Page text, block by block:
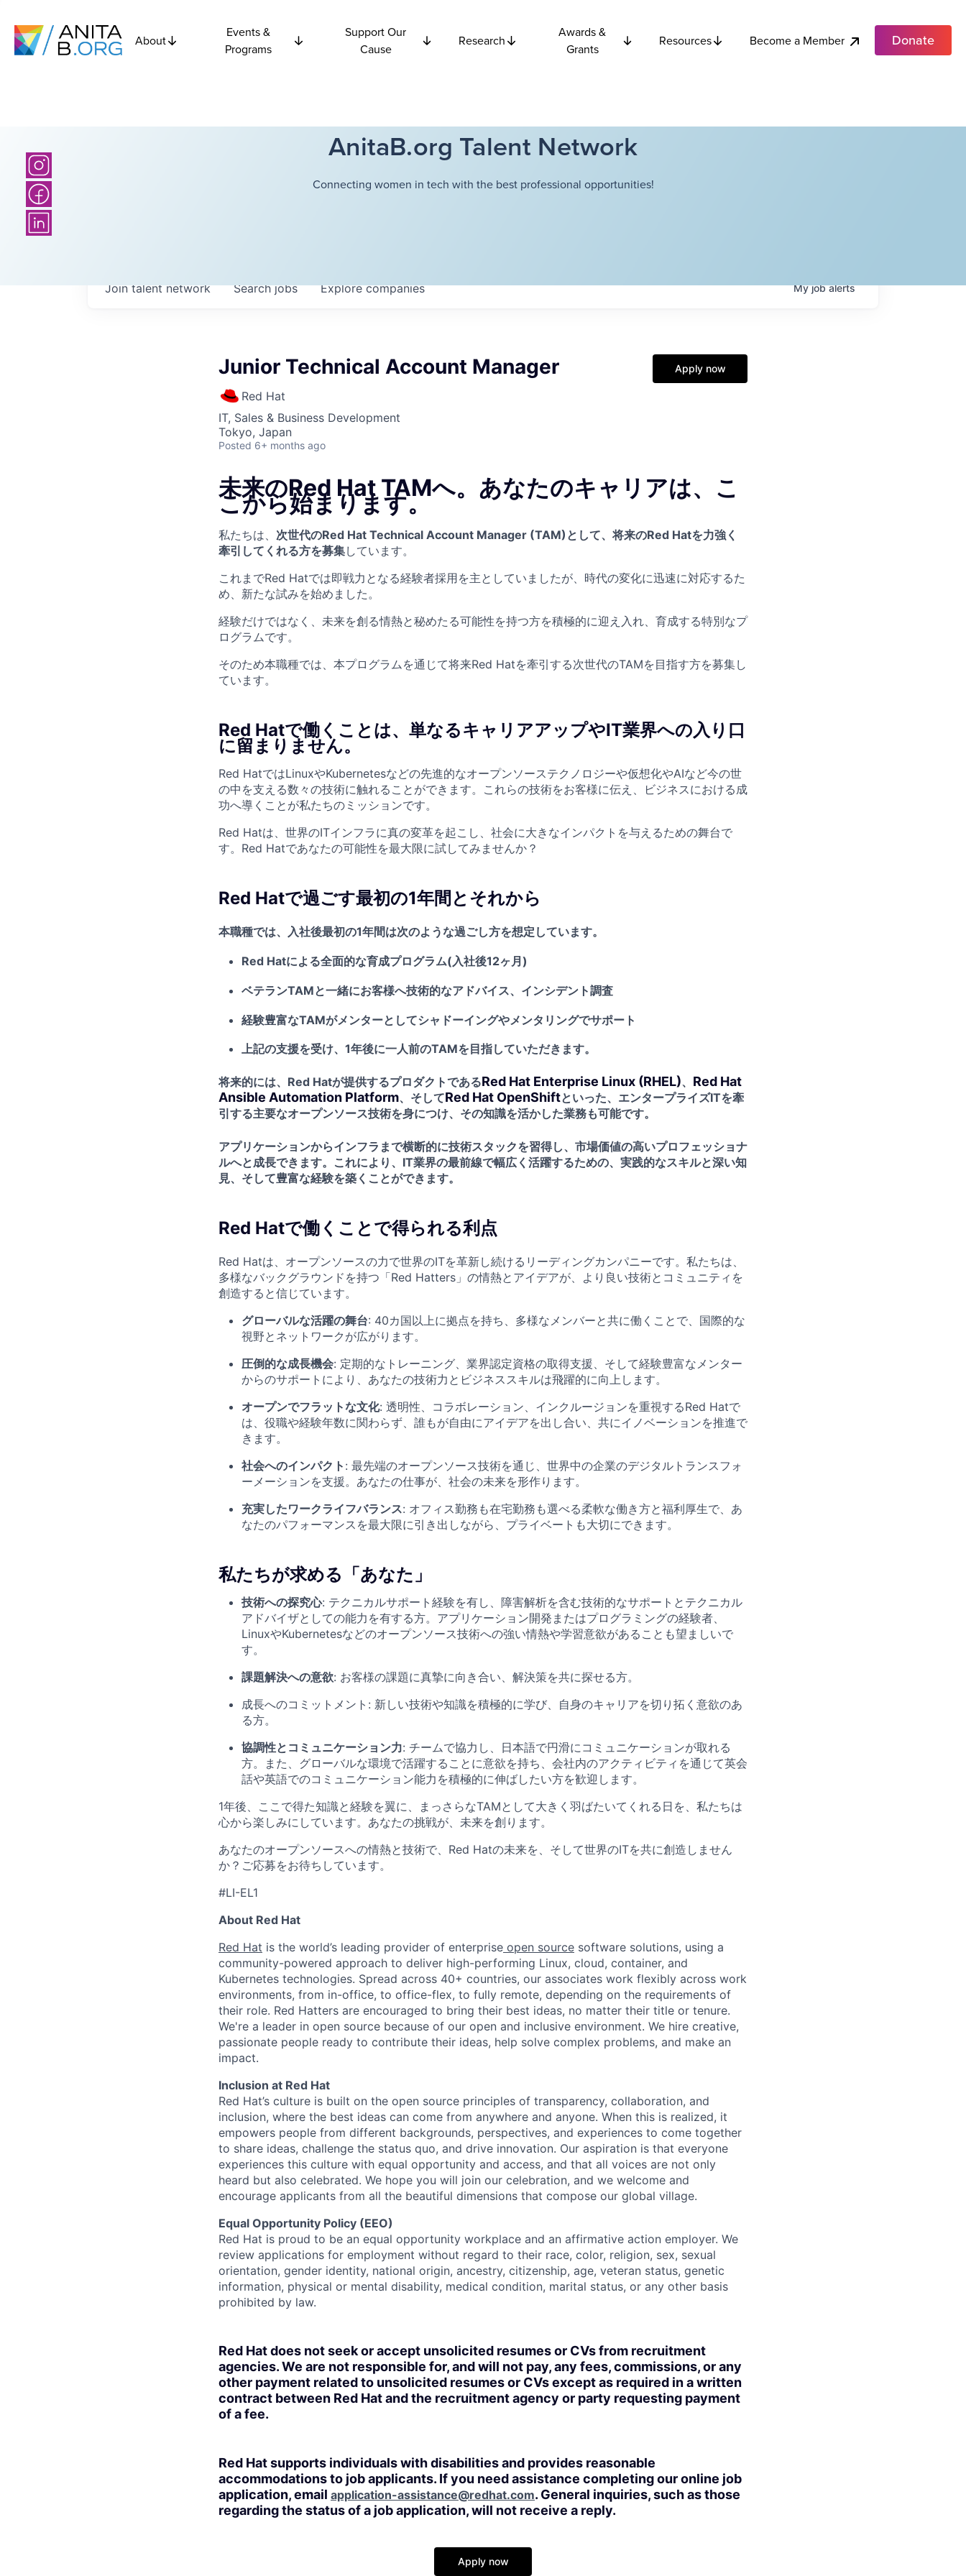
About
Events &
Programs
Support Our
Cause
Research
Awards &
Grants
Resources Become a Member Donate
AnitaB.org Talent Network
Connecting women in tech with the best professional opportunities!
Searchjobs Explorecompanies
Join talent network Myjobalerts
Junior Technical Account Manager
Red Hat
IT, Sales & Business Development
Tokyo, Japan
Posted 6+ months ago
Apply now
未来のRed Hat TAMへ。あなたのキャリアは、こ
こから始まります。
私たちは、 次世代のRed Hat Technical Account Manager (TAM)として、将来のRed Hatを力強く
牽引してくれる方を募集しています。
これまでRed Hatでは即戦力となる経験者採用を主としていましたが、時代の変化に迅速に対応するた
め、新たな試みを始めました。
経験だけではなく、未来を創る情熱と秘めたる可能性を持つ方を積極的に迎え入れ、育成する特別なプ
ログラムです。
そのため本職種では、本プログラムを通じて将来Red Hatを牽引する次世代のTAMを目指す方を募集し
ています。
Red Hatで働くことは、単なるキャリアアップやIT業界への入り口
に留まりません。
Red HatではLinuxやKubernetesなどの先進的なオープンソーステクノロジーや仮想化やAIなど今の世
の中を支える数々の技術に触れることができます。これらの技術をお客様に伝え、ビジネスにおける成
功へ導くことが私たちのミッションです。
Red Hatは、 世界のITインフラに真の変革を起こし、社会に大きなインパクトを与えるための舞台で
す。Red Hatであなたの可能性を最大限に試してみませんか？
Red Hatで過ごす最初の1年間とそれから
本職種では、入社後最初の1年間は次のような過ごし方を想定しています。
Red Hatによる全面的な育成プログラム(入社後12ヶ月)
ベテランTAMと一緒にお客様へ技術的なアドバイス、インシデント調査
経験豊富なTAMがメンターとしてシャドーイングやメンタリングでサポート
上記の支援を受け、1年後に一人前のTAMを目指していただきます。
将来的には、Red Hatが提供するプロダクトであるRed Hat Enterprise Linux (RHEL)、 Red Hat
Ansible Automation Platform、そしてRed Hat OpenShiftといった、エンタープライズITを牽
引する主要なオープンソース技術を身につけ、その知識を活かした業務も可能です。
アプリケーションからインフラまで横断的に技術スタックを習得し、市場価値の高いプロフェッショナ
ルへと成長できます。これにより、IT業界の最前線で幅広く活躍するための、実践的なスキルと深い知
見、そして豊富な経験を築くことができます。
Red Hatで働くことで得られる利点
Red Hatは、オープンソースの力で世界のITを革新し続けるリーディングカンパニーです。私たちは、
多様なバックグラウンドを持つ「Red Hatters」の情熱とアイデアが、より良い技術とコミュニティを
創造すると信じています。
グローバルな活躍の舞台: 40カ国以上に拠点を持ち、多様なメンバーと共に働くことで、国際的な
視野とネットワークが広がります。
圧倒的な成長機会: 定期的なトレーニング、業界認定資格の取得支援、そして経験豊富なメンター
からのサポートにより、あなたの技術力とビジネススキルは飛躍的に向上します。
オープンでフラットな文化: 透明性、コラボレーション、インクルージョンを重視するRed Hatで
は、役職や経験年数に関わらず、誰もが自由にアイデアを出し合い、共にイノベーションを推進で
きます。
社会へのインパクト : 最先端のオープンソース技術を通じ、世界中の企業のデジタルトランスフォ
ーメーションを支援。あなたの仕事が、社会の未来を形作ります。
充実したワークライフバランス: オフィス勤務も在宅勤務も選べる柔軟な働き方と福利厚生で、あ
なたのパフォーマンスを最大限に引き出しながら、プライベートも大切にできます。
私たちが求める「あなた」
技術への探究心: テクニカルサポート経験を有し、障害解析を含む技術的なサポートとテクニカル
アドバイザとしての能力を有する方。アプリケーション開発またはプログラミングの経験者、
LinuxやKubernetesなどのオープンソース技術への強い情熱や学習意欲があることも望ましいで
す。
課題解決への意欲: お客様の課題に真摯に向き合い、解決策を共に探せる方。
成長へのコミットメント : 新しい技術や知識を積極的に学び、自身のキャリアを切り拓く意欲のあ
る方。
協調性とコミュニケーション力: チームで協力し、日本語で円滑にコミュニケーションが取れる
方。また、 グローバルな環境で活躍することに意欲を持ち、会社内のアクティビティを通じて英会
話や英語でのコミュニケーション能力を積極的に伸ばしたい方を歓迎します。
1年後、ここで得た知識と経験を翼に、まっさらなTAMとして大きく羽ばたいてくれる日を、私たちは
心から楽しみにしています。あなたの挑戦が、未来を創ります。
あなたのオープンソースへの情熱と技術で、Red Hatの未来を、そして世界のITを共に創造しません
か？ご応募をお待ちしています。
#LI-EL1
About Red Hat
Red Hat is the world’s leading provider of enterprise open source software solutions, using a
community-powered approach to deliver high-performing Linux, cloud, container, and
Kubernetes technologies. Spread across 40+ countries, our associates work flexibly across work
environments, from in-office, to office-flex, to fully remote, depending on the requirements of
their role. Red Hatters are encouraged to bring their best ideas, no matter their title or tenure.
We're a leader in open source because of our open and inclusive environment. We hire creative,
passionate people ready to contribute their ideas, help solve complex problems, and make an
impact.
Inclusion at Red Hat
Red Hat’s culture is built on the open source principles of transparency, collaboration, and
inclusion, where the best ideas can come from anywhere and anyone. When this is realized, it
empowers people from different backgrounds, perspectives, and experiences to come together
to share ideas, challenge the status quo, and drive innovation. Our aspiration is that everyone
experiences this culture with equal opportunity and access, and that all voices are not only
heard but also celebrated. We hope you will join our celebration, and we welcome and
encourage applicants from all the beautiful dimensions that compose our global village.
Equal Opportunity Policy (EEO)
Red Hat is proud to be an equal opportunity workplace and an affirmative action employer. We
review applications for employment without regard to their race, color, religion, sex, sexual
orientation, gender identity, national origin, ancestry, citizenship, age, veteran status, genetic
information, physical or mental disability, medical condition, marital status, or any other basis
prohibited by law.
Red Hat does not seek or accept unsolicited resumes or CVs from recruitment
agencies. We are not responsible for, and will not pay, any fees, commissions, or any
other payment related to unsolicited resumes or CVs except as required in a written
contract between Red Hat and the recruitment agency or party requesting payment
of a fee.
Red Hat supports individuals with disabilities and provides reasonable
accommodations to job applicants. If you need assistance completing our online job
application, email application-assistance@redhat.com. General inquiries, such as those
regarding the status of a job application, will not receive a reply.
Apply now